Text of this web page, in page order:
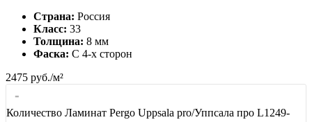
Страна: Россия
Класс: 33
Толщина: 8 мм
Фаска: С 4-x сторон
2475 руб./м²
-
Количество Ламинат Pergo Uppsala pro/Уппсала про L1249-